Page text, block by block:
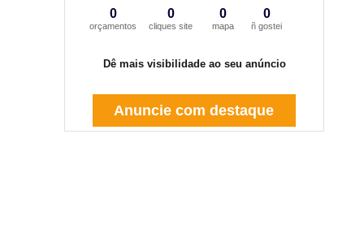
0
orçamentos
0
cliques site
0
mapa
0
ñ gostei
Dê mais visibilidade ao seu anúncio
Anuncie com destaque